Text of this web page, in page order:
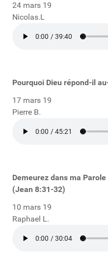
24 mars 19
Nicolas.L
Pourquoi Dieu répond-il
17 mars 19
Pierre B.
Demeurez dans ma
(Jean 8:31-32)
10 mars 19
Raphael L.